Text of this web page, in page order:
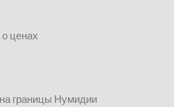
ценах
границы Нумидии